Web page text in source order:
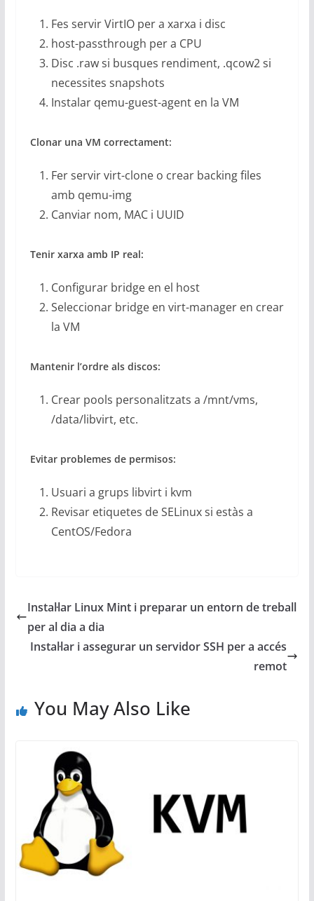
Fes servir VirtIO per a xarxa i disc
host-passthrough per a CPU
Disc .raw si busques rendiment, .qcow2 si
necessites snapshots
Instalar qemu-guest-agent en la VM
Clonar una VM correctament:
Fer servir virt-clone o crear backing files
amb qemu-img
Canviar nom, MAC i UUID
Tenir xarxa amb IP real:
Configurar bridge en el host
Seleccionar bridge en virt-manager en crear
la VM
Mantenir l’ordre als discos:
Crear pools personalitzats a /mnt/vms,
/data/libvirt, etc.
Evitar problemes de permisos:
Usuari a grups libvirt i kvm
Revisar etiquetes de SELinux si estàs a
CentOS/Fedora
Instal·lar Linux Mint i preparar un entorn de treball
per al dia a dia
Instal·lar i assegurar un servidor SSH per a accés
remot
You May Also Like